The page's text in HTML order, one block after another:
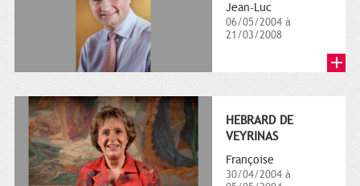
Jean-Luc
06/05/2004 à
21/03/2008
HEBRARD DE
VEYRINAS
Françoise
30/04/2004 à